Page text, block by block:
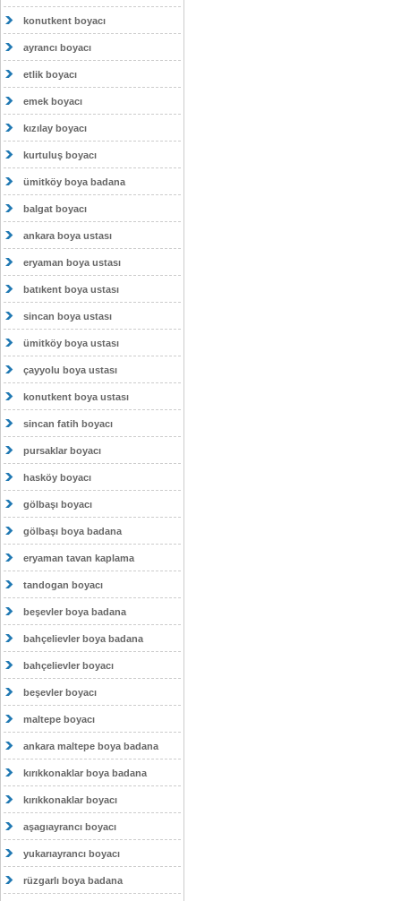
konutkent boyacı
ayrancı boyacı
etlik boyacı
emek boyacı
kızılay boyacı
kurtuluş boyacı
ümitköy boya badana
balgat boyacı
ankara boya ustası
eryaman boya ustası
batıkent boya ustası
sincan boya ustası
ümitköy boya ustası
çayyolu boya ustası
konutkent boya ustası
sincan fatih boyacı
pursaklar boyacı
hasköy boyacı
gölbaşı boyacı
gölbaşı boya badana
eryaman tavan kaplama
tandogan boyacı
beşevler boya badana
bahçelievler boya badana
bahçelievler boyacı
beşevler boyacı
maltepe boyacı
ankara maltepe boya badana
kırıkkonaklar boya badana
kırıkkonaklar boyacı
aşagıayrancı boyacı
yukarıayrancı boyacı
rüzgarlı boya badana